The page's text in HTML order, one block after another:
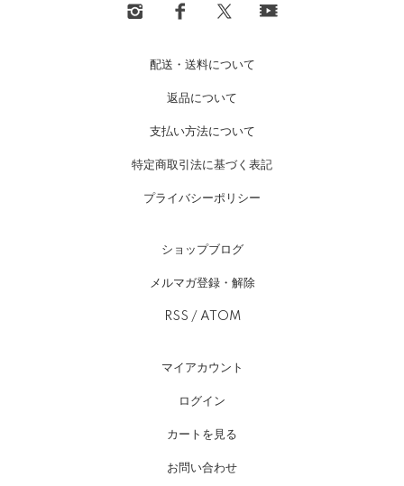
配送・送料について
返品について
支払い方法について
特定商取引法に基づく表記
プライバシーポリシー
ショップブログ
メルマガ登録・解除
RSS / ATOM
マイアカウント
ログイン
カートを見る
お問い合わせ